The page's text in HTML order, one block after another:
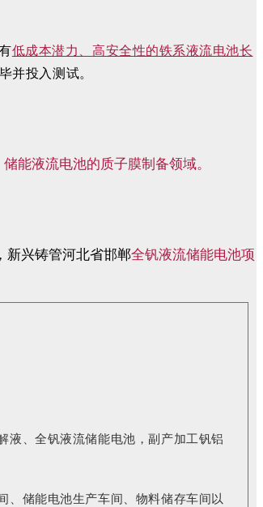
低成本潜力、高安全性的铁系液流电池长
并投入测试。
储能液流电池的质子膜制备领域。
新兴铸管河北省邯郸全钒液流储能电池项
液、全钒液流储能电池，副产加工钒铝
、储能电池生产车间、物料储存车间以